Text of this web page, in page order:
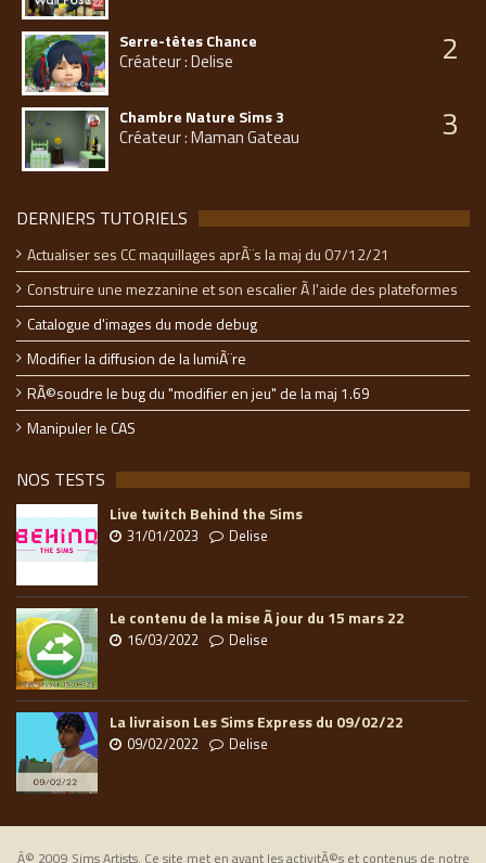
Serre-têtes Chance
Créateur : Delise 2
Chambre Nature Sims 3
Créateur : Maman Gateau 3
DERNIERS TUTORIELS
Actualiser ses CC maquillages aprÃ¨s la maj du 07/12/21
Construire une mezzanine et son escalier Ã l'aide des plateformes
Catalogue d'images du mode debug
Modifier la diffusion de la lumiÃ¨re
RÃ©soudre le bug du "modifier en jeu" de la maj 1.69
Manipuler le CAS
NOS TESTS
Live twitch Behind the Sims
31/01/2023 Delise
Le contenu de la mise Ã jour du 15 mars 22
16/03/2022 Delise
La livraison Les Sims Express du 09/02/22
09/02/2022 Delise
Â© 2009 Sims Artists. Ce site met en avant les activitÃ©s et contenus de notre